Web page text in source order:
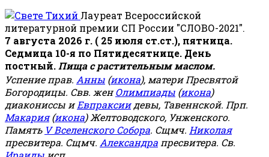
Лауреат Всероссийской
литературной премии СП России "СЛОВО-2021".
7 августа 2026 г. ( 25 июля ст.ст.), пятница.
Седмица 10-я по Пятидесятнице. День
постный. Пища с растительным маслом.
Успение прав. Анны (икона), матери Пресвятой
Богородицы. Свв. женОлимпиады (икона)
диакониссы иЕвпраксиидевы, Тавеннской. Прп.
Макария(икона) Желтоводского, Унженского.
Память V Вселенского Собора. Сщмч. Николая
пресвитера. Сщмч. Александра пресвитера. Св.